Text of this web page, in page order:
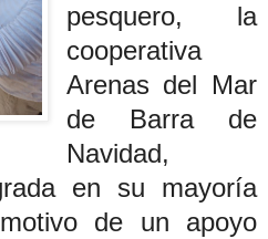
pesquero, la
cooperativa
Arenas del Mar
de Barra de
Navidad,
en su mayoría
de un apoyo